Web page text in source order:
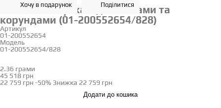
Хочу в подарунок Поділитися
Золота каблучка з діамантами та
корундами (01-200552654/828)
Артикул
01-200552654
Модель
01-200552654/828
2.36 грами
45 518 грн
22 759 грн -50% Знижка 22 759 грн
Додати до кошика